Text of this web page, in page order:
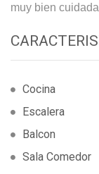
muy bien
Cocina
Escalera
Balcon
Sala Comedor